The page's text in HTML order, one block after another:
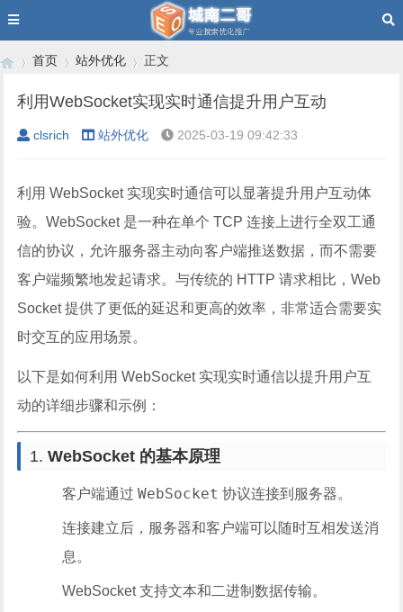
›
首页
›
站外优化
›
正文
利用WebSocket实现实时通信提升用户互动
clsrich 站外优化 2025-03-19 09:42:33
利用 WebSocket 实现实时通信可以显著提升用户互动体
验。WebSocket 是一种在单个 TCP 连接上进行全双工通
信的协议，允许服务器主动向客户端推送数据，而不需要
客户端频繁地发起请求。与传统的 HTTP 请求相比，Web
Socket 提供了更低的延迟和更高的效率，非常适合需要实
时交互的应用场景。
以下是如何利用 WebSocket 实现实时通信以提升用户互
动的详细步骤和示例：
1.WebSocket 的基本原理
客户端通过WebSocket 协议连接到服务器。
连接建立后，服务器和客户端可以随时互相发送消
息。
WebSocket 支持文本和二进制数据传输。